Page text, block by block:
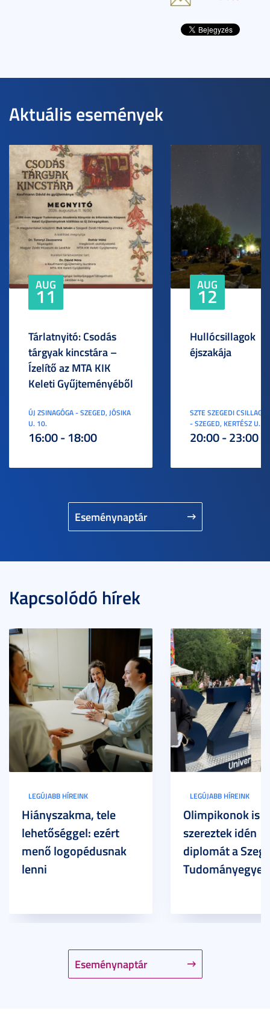
Aktuális események
Eseménynaptár
AUG
11
Tárlatnyitó: Csodás
tárgyak kincstára –
Ízelítő az MTA KIK
Keleti Gyűjteményéből
ÚJ ZSINAGÓGA - SZEGED, JÓSIKA
U. 10.
16:00 - 18:00
AUG
12
Hullócsillagok
éjszakája
SZTE SZEGEDI
- SZEGED, KERTÉSZ U. 3.
20:00 - 23:00
Kapcsolódó hírek
Eseménynaptár
LEGÚJABB HÍREINK
Hiányszakma, tele
lehetőséggel: ezért
menő logopédusnak
lenni
LEGÚJABB HÍREINK
Olimpikonok is
szereztek idén
diplomát a